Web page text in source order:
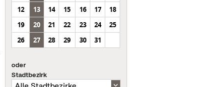
12
13 14 15 16 17
18
19
20 21 22 23 24
25
26
27 28 29 30 31
oder
Stadtbezirk